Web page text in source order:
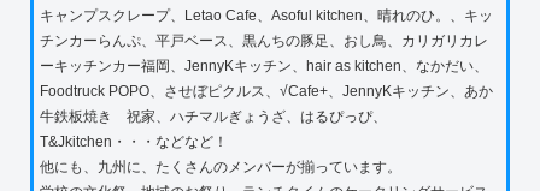
キャンプスクレープ、Letao Cafe、Asoful kitchen、晴れのひ。、キッ
チンカーらんぷ、平戸ベース、黒んちの豚足、おし鳥、カリガリカレ
ーキッチンカー福岡、JennyKキッチン、hair as kitchen、なかだい、
Foodtruck POPO、させぼピクルス、√Cafe+、JennyKキッチン、あか
牛鉄板焼き 祝家、ハチマルぎょうざ、はるぴっぴ、
T&Jkitchen・・・などなど！
他にも、九州に、たくさんのメンバーが揃っています。